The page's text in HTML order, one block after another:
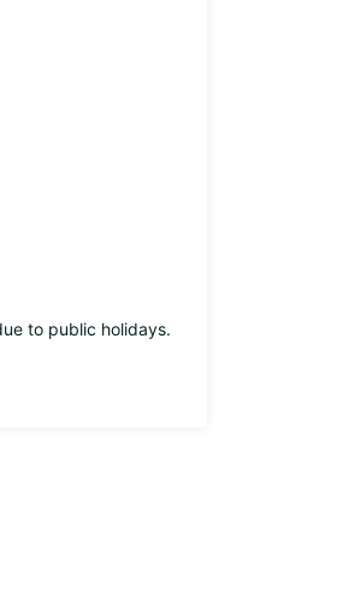
to public holidays.